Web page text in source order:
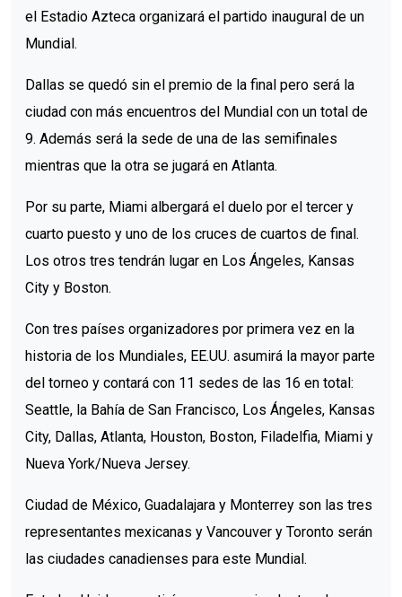
el Estadio Azteca organizará el partido inaugural de un
Mundial.
Dallas se quedó sin el premio de la final pero será la
ciudad con más encuentros del Mundial con un total de
9. Además será la sede de una de las semifinales
mientras que la otra se jugará en Atlanta.
Por su parte, Miami albergará el duelo por el tercer y
cuarto puesto y uno de los cruces de cuartos de final.
Los otros tres tendrán lugar en Los Ángeles, Kansas
City y Boston.
Con tres países organizadores por primera vez en la
historia de los Mundiales, EE.UU. asumirá la mayor parte
del torneo y contará con 11 sedes de las 16 en total:
Seattle, la Bahía de San Francisco, Los Ángeles, Kansas
City, Dallas, Atlanta, Houston, Boston, Filadelfia, Miami y
Nueva York/Nueva Jersey.
Ciudad de México, Guadalajara y Monterrey son las tres
representantes mexicanas y Vancouver y Toronto serán
las ciudades canadienses para este Mundial.